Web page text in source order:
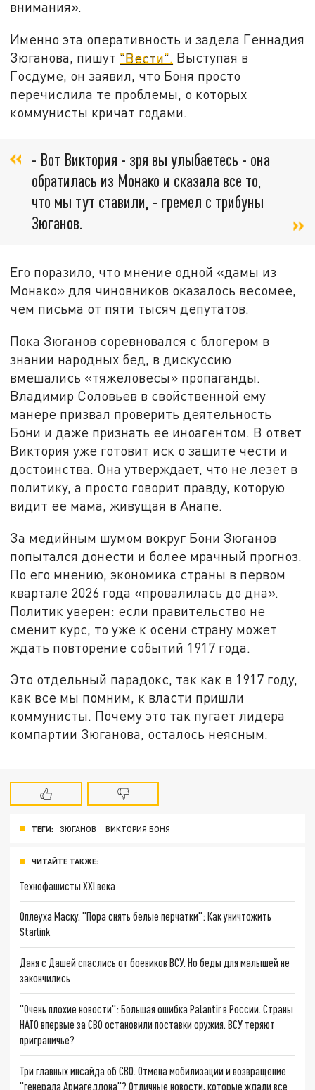
внимания».
Именно эта оперативность и задела Геннадия
Зюганова, пишут "Вести". Выступая в
Госдуме, он заявил, что Боня просто
перечислила те проблемы, о которых
коммунисты кричат годами.
- Вот Виктория - зря вы улыбаетесь - она
обратилась из Монако и сказала все то,
что мы тут ставили, - гремел с трибуны
Зюганов.
Его поразило, что мнение одной «дамы из
Монако» для чиновников оказалось весомее,
чем письма от пяти тысяч депутатов.
Пока Зюганов соревновался с блогером в
знании народных бед, в дискуссию
вмешались «тяжеловесы» пропаганды.
Владимир Соловьев в свойственной ему
манере призвал проверить деятельность
Бони и даже признать ее иноагентом. В ответ
Виктория уже готовит иск о защите чести и
достоинства. Она утверждает, что не лезет в
политику, а просто говорит правду, которую
видит ее мама, живущая в Анапе.
За медийным шумом вокруг Бони Зюганов
попытался донести и более мрачный прогноз.
По его мнению, экономика страны в первом
квартале 2026 года «провалилась до дна».
Политик уверен: если правительство не
сменит курс, то уже к осени страну может
ждать повторение событий 1917 года.
Это отдельный парадокс, так как в 1917 году,
как все мы помним, к власти пришли
коммунисты. Почему это так пугает лидера
компартии Зюганова, осталось неясным.
ТЕГИ: ЗЮГАНОВ ВИКТОРИЯ БОНЯ
ЧИТАЙТЕ ТАКЖЕ:
Технофашисты XXI века
Оплеуха Маску. "Пора снять белые перчатки": Как уничтожить
Starlink
Даня с Дашей спаслись от боевиков ВСУ. Но беды для малышей не
закончились
"Очень плохие новости": Большая ошибка Palantir в России. Страны
НАТО впервые за СВО остановили поставки оружия. ВСУ теряют
приграничье?
Три главных инсайда об СВО. Отмена мобилизации и возвращение
"генерала Армагеддона"? Отличные новости, которые ждали все